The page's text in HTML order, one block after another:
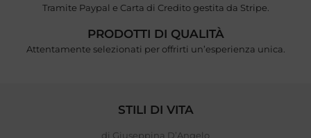
Tramite Paypal e Carta di Credito gestita da Stripe.
PRODOTTI DI QUALITÀ
Attentamente selezionati per offrirti un’esperienza unica.
STILI DI VITA
di Giuseppina D’Angelo